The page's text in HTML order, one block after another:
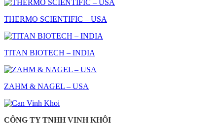
THERMO SCIENTIFIC – USA
TITAN BIOTECH – INDIA
ZAHM & NAGEL – USA
CÔNG TY TNHH VINH KHÔI